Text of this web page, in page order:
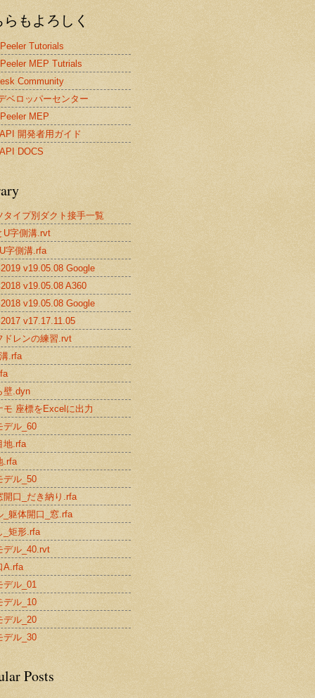
らもよろしく
Tutorials
MEP Tutrials
Community
ベロッパーセンター
MEP
開発者用ガイド
DOCS
タイプ別ダクト接手一覧
U字側溝.rvt
字側溝.rfa
v19.05.08 Google
v19.05.08 A360
v19.05.08 Google
v17.17.11.05
ドレンの練習.rvt
.rfa
壁.dyn
モ 座標をExcelに出力
デル_60
地.rfa
.rfa
デル_50
開口_だき納り.rfa
_躯体開口_窓.rfa
_矩形.rfa
デル_40.rvt
A.rfa
デル_01
デル_10
デル_20
デル_30
Posts